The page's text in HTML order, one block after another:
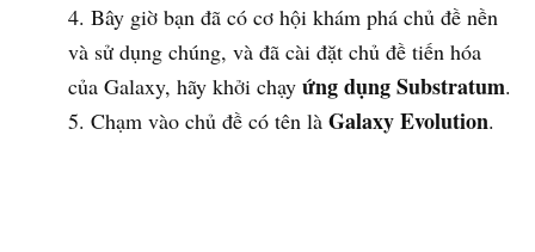
Bây giờ bạn đã có cơ hội khám phá chủ đề nền
và sử dụng chúng, và đã cài đặt chủ đề tiến hóa
của Galaxy, hãy khởi chạy ứng dụng Substratum.
Chạm vào chủ đề có tên là Galaxy Evolution.